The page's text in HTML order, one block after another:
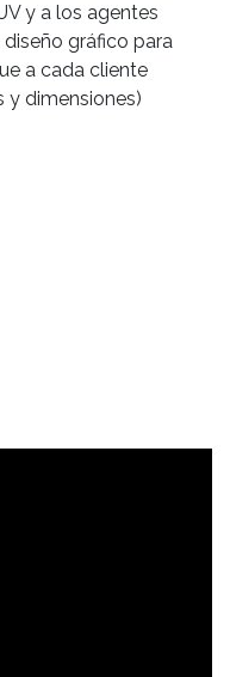
y a los agentes
gráfico para
a cada cliente
y dimensiones)